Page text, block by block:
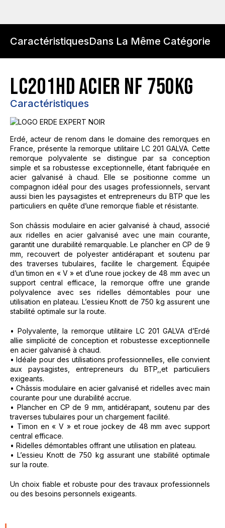
CaractéristiquesDans La Même Catégorie
LC201HD ACIER NF 750KG
Caractéristiques
Erdé, acteur de renom dans le domaine des remorques en
France, présente la remorque utilitaire LC 201 GALVA. Cette
remorque polyvalente se distingue par sa conception
simple et sa robustesse exceptionnelle, étant fabriquée en
acier galvanisé à chaud. Elle se positionne comme un
compagnon idéal pour des usages professionnels, servant
aussi bien les paysagistes et entrepreneurs du BTP que les
particuliers en quête d’une remorque fiable et résistante.
Son châssis modulaire en acier galvanisé à chaud, associé
aux ridelles en acier galvanisé avec une main courante,
garantit une durabilité remarquable. Le plancher en CP de 9
mm, recouvert de polyester antidérapant et soutenu par
des traverses tubulaires, facilite le chargement. Équipée
d’un timon en « V » et d’une roue jockey de 48 mm avec un
support central efficace, la remorque offre une grande
polyvalence avec ses ridelles démontables pour une
utilisation en plateau. L’essieu Knott de 750 kg assurent une
stabilité optimale sur la route.
• Polyvalente, la remorque utilitaire LC 201 GALVA d’Erdé
allie simplicité de conception et robustesse exceptionnelle
en acier galvanisé à chaud.
• Idéale pour des utilisations professionnelles, elle convient
aux paysagistes, entrepreneurs du BTP,,et particuliers
exigeants.
• Châssis modulaire en acier galvanisé et ridelles avec main
courante pour une durabilité accrue.
• Plancher en CP de 9 mm, antidérapant, soutenu par des
traverses tubulaires pour un chargement facilité.
• Timon en « V » et roue jockey de 48 mm avec support
central efficace.
• Ridelles démontables offrant une utilisation en plateau.
• L’essieu Knott de 750 kg assurant une stabilité optimale
sur la route.
Un choix fiable et robuste pour des travaux professionnels
ou des besoins personnels exigeants.